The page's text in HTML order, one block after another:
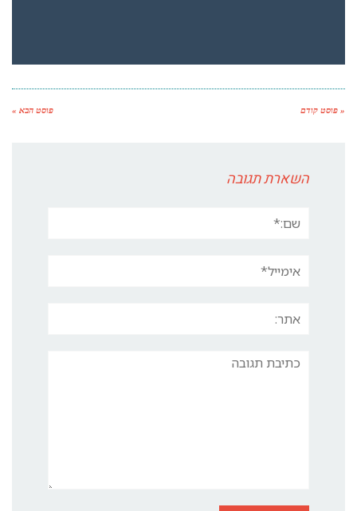
« פוסט קודם פוסט הבא »
השארת תגובה
תגובה